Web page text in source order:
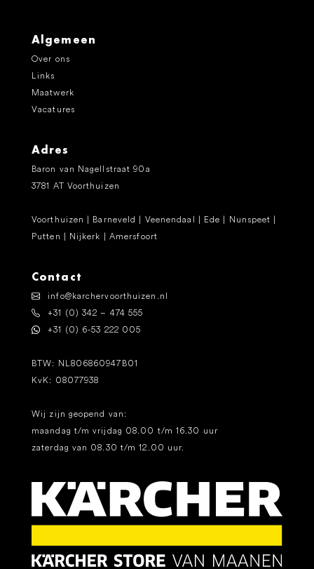
Algemeen
Over ons
Links
Maatwerk
Vacatures
Adres
Baron van Nagellstraat 90a
3781 AT Voorthuizen
Voorthuizen | Barneveld | Veenendaal | Ede | Nunspeet |
Putten | Nijkerk | Amersfoort
Contact
info@karchervoorthuizen.nl
+31 (0) 342 – 474 555
+31 (0) 6-53 222 005
BTW: NL806860947B01
KvK: 08077938
Wij zijn geopend van:
maandag t/m vrijdag 08.00 t/m 16.30 uur
zaterdag van 08.30 t/m 12.00 uur.